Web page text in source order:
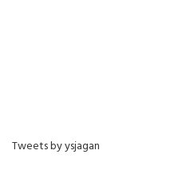
Tweets by ysjagan